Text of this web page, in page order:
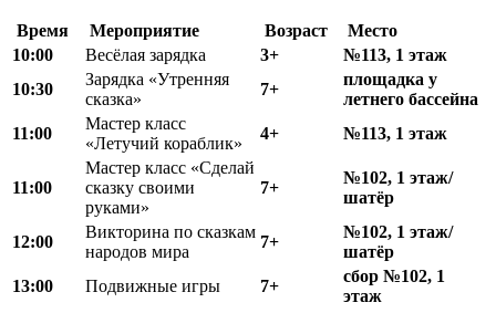
Время Мероприятие Возраст
Место
10:00
Весёлая зарядка 3+
№113, 1 этаж
10:30
Зарядка «Утренняя
сказка»
7+
площадка у
летнего бассейна
11:00
Мастер класс
«Летучий кораблик»
4+ №113, 1 этаж
11:00
Мастер класс «Сделай
сказку своими
руками»
7+
№102, 1 этаж/
шатёр
12:00
Викторина по сказкам
народов мира
7+
№102, 1 этаж/
шатёр
13:00
Подвижные игры 7+
сбор №102, 1
этаж